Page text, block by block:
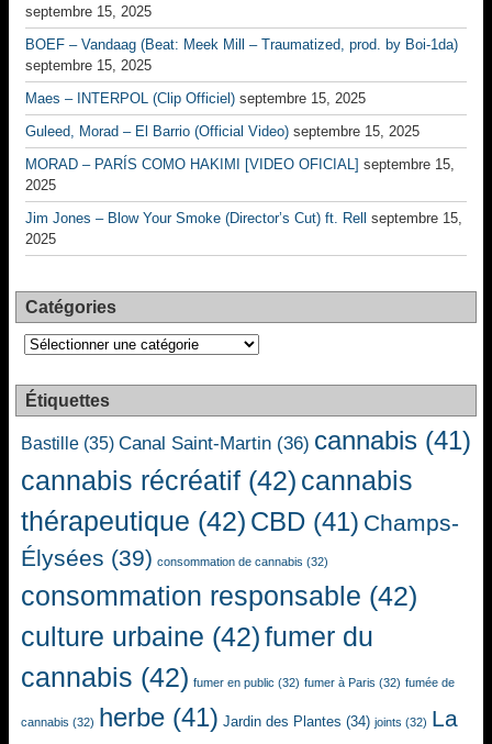
septembre 15, 2025
BOEF – Vandaag (Beat: Meek Mill – Traumatized, prod. by Boi-1da)
septembre 15, 2025
Maes – INTERPOL (Clip Officiel) septembre 15, 2025
Guleed, Morad – El Barrio (Official Video) septembre 15, 2025
MORAD – PARÍS COMO HAKIMI [VIDEO OFICIAL] septembre 15,
2025
Jim Jones – Blow Your Smoke (Director’s Cut) ft. Rell
septembre 15,
2025
Catégories
Catégories
Étiquettes
Bastille (35) Canal Saint-Martin (36) cannabis (41)
cannabis récréatif (42) cannabis
thérapeutique (42) CBD (41) Champs-
Élysées (39) consommation de cannabis (32)
consommation responsable (42)
culture urbaine (42)fumer du
cannabis (42) fumer en public (32) fumer à Paris (32) fumée de
cannabis (32) herbe (41) Jardin des Plantes (34) joints (32) La